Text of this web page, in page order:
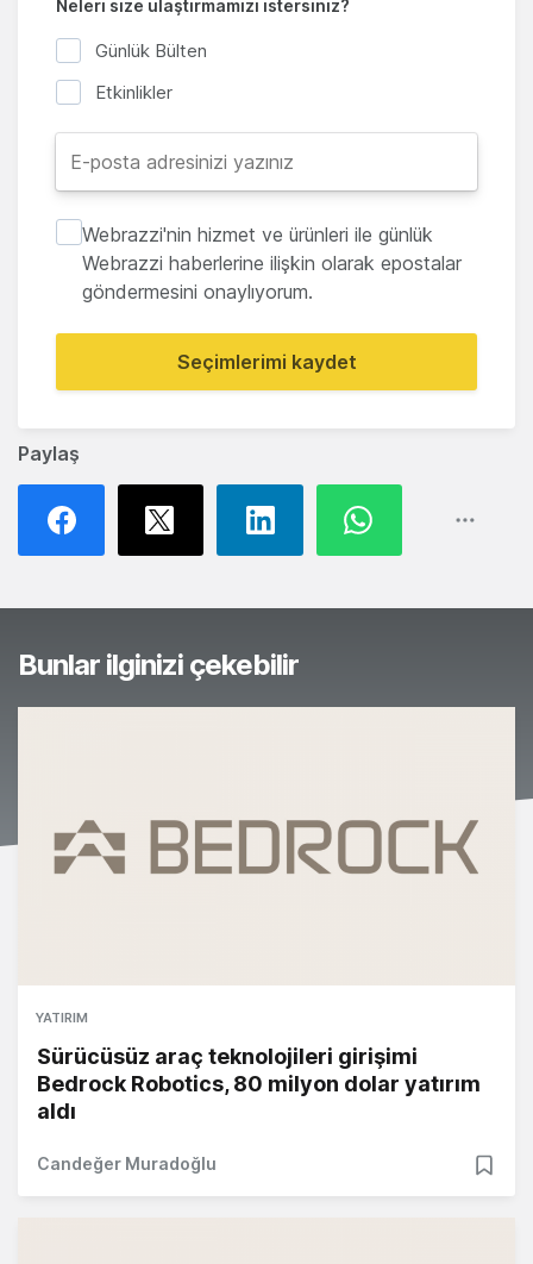
Paylaş
Neleri size ulaştırmamızı istersiniz?
Günlük Bülten
Etkinlikler
Webrazzi'nin hizmet ve ürünleri ile günlük
Webrazzi haberlerine ilişkin olarak epostalar
göndermesini onaylıyorum.
Seçimlerimi kaydet
Bunlar ilginizi çekebilir
YATIRIM
Sürücüsüz araç teknolojileri girişimi
Bedrock Robotics, 80 milyon dolar yatırım
aldı
Candeğer Muradoğlu